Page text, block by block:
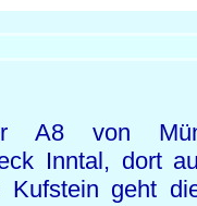
A8 von
Inntal, dort
Kufstein geht